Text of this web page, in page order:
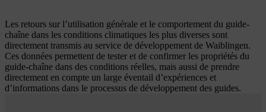
Les retours sur l’utilisation générale et le comportement du guide-
chaîne dans les conditions climatiques les plus diverses sont
directement transmis au service de développement de Waiblingen.
Ces données permettent de tester et de confirmer les propriétés du
guide-chaîne dans des conditions réelles, mais aussi de prendre
directement en compte un large éventail d’expériences et
d’informations dans le processus de développement des guides.